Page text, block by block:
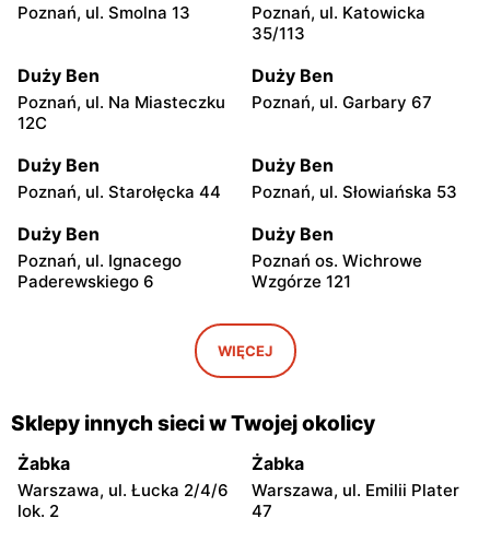
Poznań, ul. Smolna 13
Poznań, ul. Katowicka
35/113
Duży Ben
Poznań, ul. Na Miasteczku
12C
Duży Ben
Poznań, ul. Garbary 67
Duży Ben
Poznań, ul. Starołęcka 44
Duży Ben
Poznań, ul. Słowiańska 53
Duży Ben
Poznań, ul. Ignacego
Paderewskiego 6
Duży Ben
Poznań os. Wichrowe
Wzgórze 121
Poznań, ul. Wierzbięcice 23
Duży Ben
Poznań, ul. Górna Wilda
74/60b
Duży Ben
Poznań os. Zwycięstwa 110
Duży Ben
Poznań, ul. Rolna 41/142
Duży Ben
Poznań, ul. Karola
Duży Ben
Poznań, ul. Zwierzyniecka
WIĘCEJ
Sklepy innych sieci w Twojej okolicy
Żabka
Warszawa, ul. Łucka 2/4/6
lok. 2
Żabka
Warszawa, ul. Emilii Plater
47